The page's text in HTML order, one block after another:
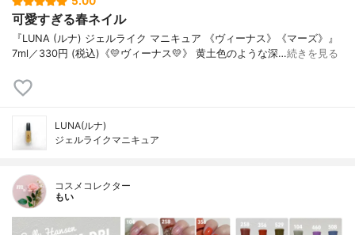
可愛すぎる春ネイル
『LUNA (ルナ) ジェルライク マニキュア 《ヴィーナス》《マーズ》』
7ml／330円 (税込)《💛ヴィーナス💛》 黄土色のような深…続きを見る
LUNA(ルナ)
ジェルライクマニキュア
コスメコレクター
もい